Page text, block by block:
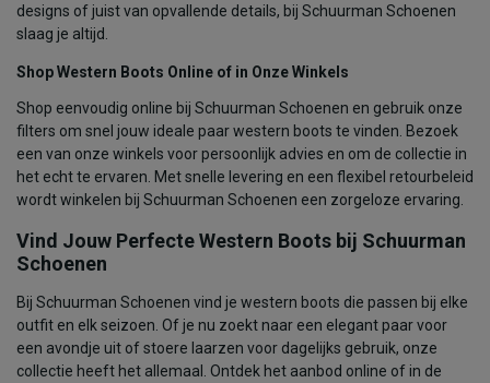
designs of juist van opvallende details, bij Schuurman Schoenen
slaag je altijd.
Shop Western Boots Online of in Onze Winkels
Shop eenvoudig online bij Schuurman Schoenen en gebruik onze
filters om snel jouw ideale paar western boots te vinden. Bezoek
een van onze winkels voor persoonlijk advies en om de collectie in
het echt te ervaren. Met snelle levering en een flexibel retourbeleid
wordt winkelen bij Schuurman Schoenen een zorgeloze ervaring.
Vind Jouw Perfecte Western Boots bij Schuurman
Schoenen
Bij Schuurman Schoenen vind je western boots die passen bij elke
outfit en elk seizoen. Of je nu zoekt naar een elegant paar voor
een avondje uit of stoere laarzen voor dagelijks gebruik, onze
collectie heeft het allemaal. Ontdek het aanbod online of in de